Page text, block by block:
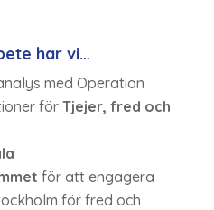
har vi…
med Operation
för Tjejer, fred och
för att engagera
för fred och